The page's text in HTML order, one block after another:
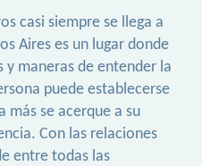
casi siempre se llega a
Aires es un lugar donde
maneras de entender la
puede establecerse
más se acerque a su
Con las relaciones
entre todas las